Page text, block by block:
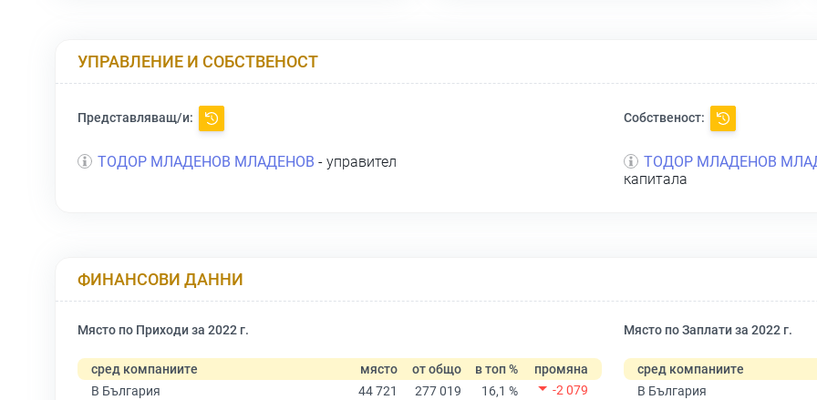
УПРАВЛЕНИЕ И СОБСТВЕНОСТ
Представляващ/и:
ТОДОР МЛАДЕНОВ МЛАДЕНОВ - управител
Собственост:
ТОДОР МЛАДЕНОВ
капитала
ФИНАНСОВИ ДАННИ
Място по Приходи за 2022 г.
сред компаниите място от общо в топ %
промяна
В България
44 721 277 019 16,1 %
-2 079
Място по Заплати за 2022 г.
сред компаниите
В България